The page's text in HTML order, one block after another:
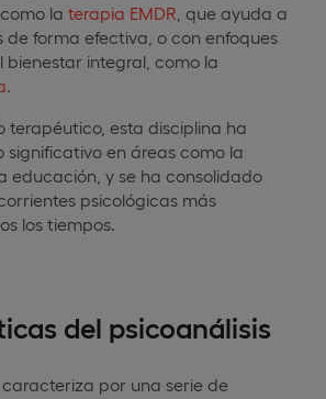
la terapia EMDR , que ayuda a
forma efectiva, o con enfoques
bienestar integral, como la
terapéutico, esta disciplina ha
significativo en áreas como la
educación, y se ha consolidado
psicológicas más
los tiempos.
del psicoanálisis
caracteriza por una serie de